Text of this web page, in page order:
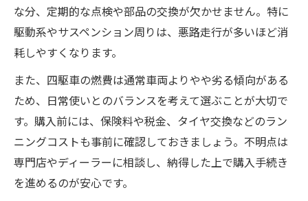
な分、定期的な点検や部品の交換が欠かせません。特に
駆動系やサスペンション周りは、悪路走行が多いほど消
耗しやすくなります。
また、四駆車の燃費は通常車両よりやや劣る傾向がある
ため、日常使いとのバランスを考えて選ぶことが大切で
す。購入前には、保険料や税金、タイヤ交換などのラン
ニングコストも事前に確認しておきましょう。不明点は
専門店やディーラーに相談し、納得した上で購入手続き
を進めるのが安心です。